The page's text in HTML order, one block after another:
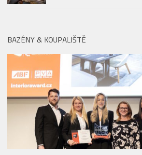
BAZÉNY & KOUPALIŠTĚ